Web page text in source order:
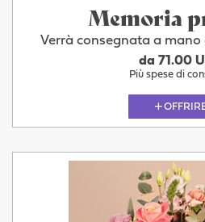
Memoria
Verrà consegnata a
da 71.00
Più spese di